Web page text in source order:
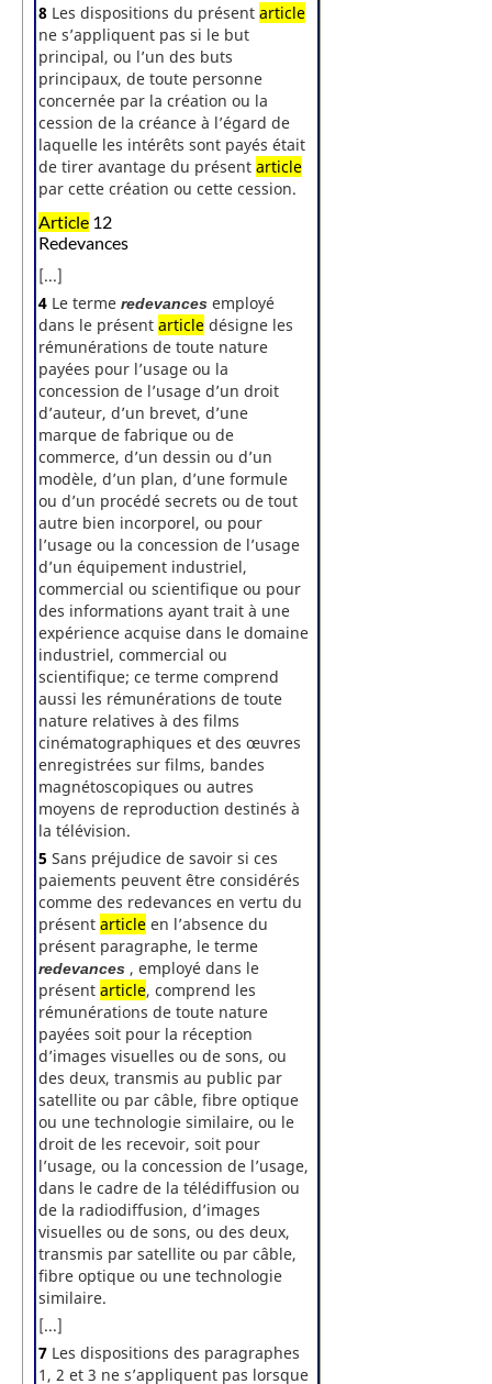
8 Les dispositions du présent article
ne s’appliquent pas si le but
principal, ou l’un des buts
principaux, de toute personne
concernée par la création ou la
cession de la créance à l’égard de
laquelle les intérêts sont payés était
de tirer avantage du présent article
par cette création ou cette cession.
Article 12
Redevances
[...]
4 Le terme redevances employé
dans le présent article désigne les
rémunérations de toute nature
payées pour l’usage ou la
concession de l’usage d’un droit
d’auteur, d’un brevet, d’une
marque de fabrique ou de
commerce, d’un dessin ou d’un
modèle, d’un plan, d’une formule
ou d’un procédé secrets ou de tout
autre bien incorporel, ou pour
l’usage ou la concession de l’usage
d’un équipement industriel,
commercial ou scientifique ou pour
des informations ayant trait à une
expérience acquise dans le domaine
industriel, commercial ou
scientifique; ce terme comprend
aussi les rémunérations de toute
nature relatives à des films
cinématographiques et des œuvres
enregistrées sur films, bandes
magnétoscopiques ou autres
moyens de reproduction destinés à
la télévision.
5 Sans préjudice de savoir si ces
paiements peuvent être considérés
comme des redevances en vertu du
présent article en l’absence du
présent paragraphe, le terme
redevances , employé dans le
présent article, comprend les
rémunérations de toute nature
payées soit pour la réception
d’images visuelles ou de sons, ou
des deux, transmis au public par
satellite ou par câble, fibre optique
ou une technologie similaire, ou le
droit de les recevoir, soit pour
l’usage, ou la concession de l’usage,
dans le cadre de la télédiffusion ou
de la radiodiffusion, d’images
visuelles ou de sons, ou des deux,
transmis par satellite ou par câble,
fibre optique ou une technologie
similaire.
[...]
7 Les dispositions des paragraphes
1, 2 et 3 ne s’appliquent pas lorsque